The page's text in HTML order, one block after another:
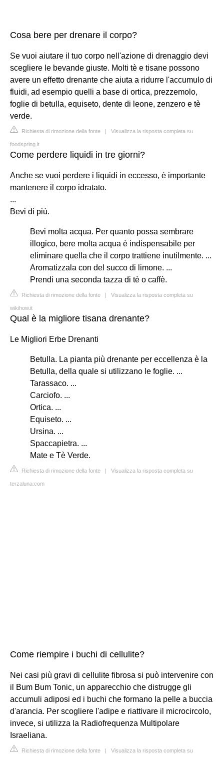
Cosa bere per drenare il corpo?
Se vuoi aiutare il tuo corpo nell'azione di drenaggio devi
scegliere le bevande giuste. Molti tè e tisane possono
avere un effetto drenante che aiuta a ridurre l'accumulo di
fluidi, ad esempio quelli a base di ortica, prezzemolo,
foglie di betulla, equiseto, dente di leone, zenzero e tè
verde.
Richiesta di rimozione della fonte | Visualizza la risposta completa su
foodspring.it
Come perdere liquidi in tre giorni?
Anche se vuoi perdere i liquidi in eccesso, è importante
mantenere il corpo idratato.
...
Bevi di più.
Bevi molta acqua. Per quanto possa sembrare
illogico, bere molta acqua è indispensabile per
eliminare quella che il corpo trattiene inutilmente. ...
Aromatizzala con del succo di limone. ...
Prendi una seconda tazza di tè o caffè.
Richiesta di rimozione della fonte | Visualizza la risposta completa su
wikihow.it
Qual è la migliore tisana drenante?
Le Migliori Erbe Drenanti
Betulla. La pianta più drenante per eccellenza è la
Betulla, della quale si utilizzano le foglie. ...
Tarassaco. ...
Carciofo. ...
Ortica. ...
Equiseto. ...
Ursina. ...
Spaccapietra. ...
Mate e Tè Verde.
Richiesta di rimozione della fonte | Visualizza la risposta completa su
terzaluna.com
Come riempire i buchi di cellulite?
Nei casi più gravi di cellulite fibrosa si può intervenire con
il Bum Bum Tonic, un apparecchio che distrugge gli
accumuli adiposi ed i buchi che formano la pelle a buccia
d'arancia. Per scogliere l'adipe e riattivare il microcircolo,
invece, si utilizza la Radiofrequenza Multipolare
Israeliana.
Richiesta di rimozione della fonte | Visualizza la risposta completa su